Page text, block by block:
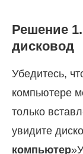
Решение
дисковод
Убедитесь,
компьютере
только
увидите
компьютер